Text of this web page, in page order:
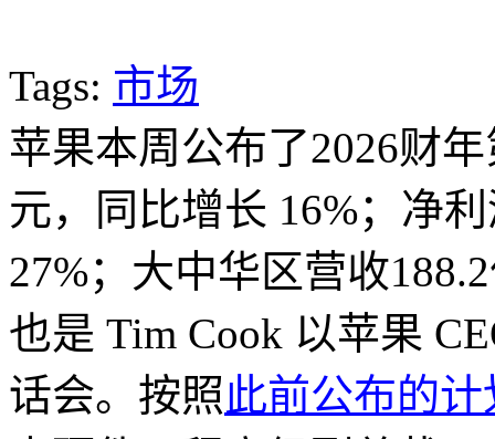
Tags: 市场
苹果本周公布了2026财
元，同比增长 16%；净
27%；大中华区营收
也是 Tim Cook 以苹果
话会。按照此前公布的计